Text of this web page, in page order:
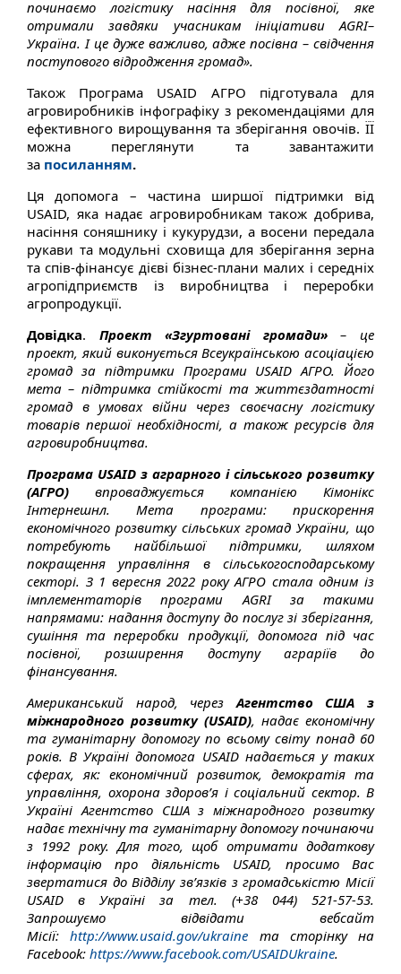
починаємо логістику насіння для посівної, яке
отримали завдяки учасникам ініціативи AGRI–
Україна. І це дуже важливо, адже посівна – свідчення
поступового відродження громад».
Також Програма USAID АГРО підготувала для
агровиробників інфографіку з рекомендаціями для
ефективного вирощування та зберігання овочів. ЇЇ
можна переглянути та завантажити
за посиланням.
Ця допомога – частина ширшої підтримки від
USAID, яка надає агровиробникам також добрива,
насіння соняшнику і кукурудзи, а восени передала
рукави та модульні сховища для зберігання зерна
та спів-фінансує дієві бізнес-плани малих і середніх
агропідприємств із виробництва і переробки
агропродукції.
Довідка. Проект «Згуртовані громади»– це
проект, який виконується Всеукраїнською асоціацією
громад за підтримки Програми USAID АГРО. Його
мета – підтримка стійкості та життєздатності
громад в умовах війни через своєчасну логістику
товарів першої необхідності, а також ресурсів для
агровиробництва.
Програма USAID з аграрного і сільського розвитку
(АГРО) впроваджується компанією Кімонікс
Інтернешнл. Мета програми: прискорення
економічного розвитку сільських громад України, що
потребують найбільшої підтримки, шляхом
покращення управління в сільськогосподарському
секторі. З 1 вересня 2022 року АГРО стала одним із
імплементаторів програми AGRI за такими
напрямами: надання доступу до послуг зі зберігання,
сушіння та переробки продукції, допомога під час
посівної, розширення доступу аграріїв до
фінансування.
Американський народ, черезАгентство США з
міжнародного розвитку (USAID), надає економічну
та гуманітарну допомогу по всьому світу понад 60
років. В Україні допомога USAID надається у таких
сферах, як: економічний розвиток, демократія та
управління, охорона здоров’я і соціальний сектор. В
Україні Агентство США з міжнародного розвитку
надає технічну та гуманітарну допомогу починаючи
з 1992 року. Для того, щоб отримати додаткову
інформацію про діяльність USAID, просимо Вас
звертатися до Відділу зв’язків з громадськістю Місії
USAID в Україні за тел. (+38 044) 521-57-53.
Запрошуємо відвідати вебсайт
Місії:http://www.usaid.gov/ukraine та сторінку на
Facebook: https://www.facebook.com/USAIDUkraine.